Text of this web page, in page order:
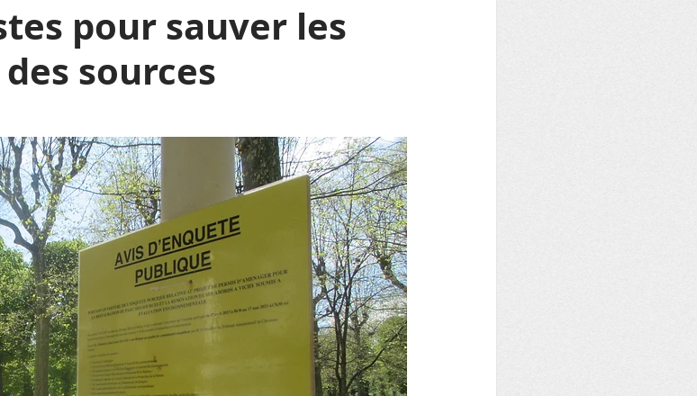
pour sauver les
sources